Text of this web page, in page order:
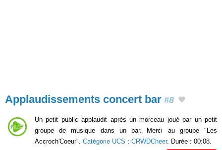
Applaudissements concert bar #8
Un petit public applaudit après un morceau joué par un petit
groupe de musique dans un bar. Merci au groupe "Les
Accroch'Coeur". Catégorie UCS : CRWDCheer. Durée : 00:08.